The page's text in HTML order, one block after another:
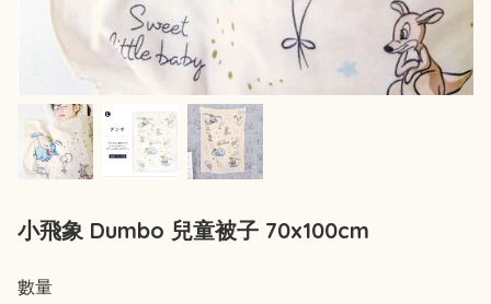
小飛象 Dumbo 兒童被子 70x100cm
數量